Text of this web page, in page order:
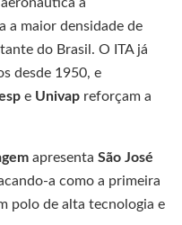
à
a maior densidade de
do Brasil. O ITA já
desde 1950, e
e Univap reforçam a
apresenta São José
a como a primeira
polo de alta tecnologia e